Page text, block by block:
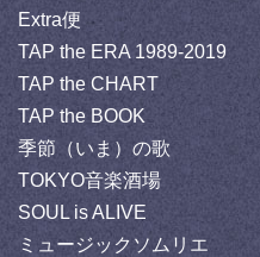
Extra便
TAP the ERA 1989-2019
TAP the CHART
TAP the BOOK
季節（いま）の歌
TOKYO音楽酒場
SOUL is ALIVE
ミュージックソムリエ